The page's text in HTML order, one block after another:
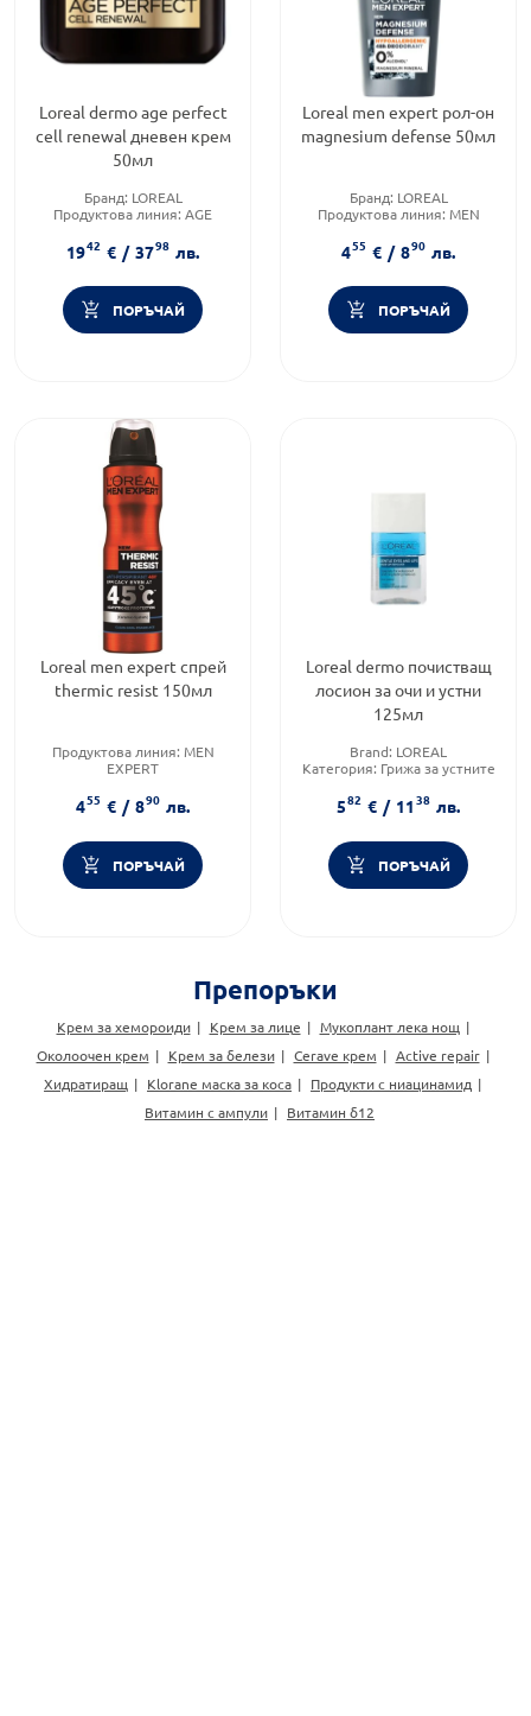
Loreal dermo age perfect
cell renewal дневен крем
50мл
Бранд: LOREAL
Продуктова линия: AGE
Функционалност:Антиейдж
1942 € / 3798 лв.
ПОРЪЧАЙ
Loreal men expert рол-он
magnesium defense 50мл
Бранд: LOREAL
Продуктова линия: MEN
Тип козметика: Масова
козметика
455 € / 890 лв.
ПОРЪЧАЙ
Loreal men expert спрей
thermic resist 150мл
Продуктова линия: MEN
EXPERT
козметика
Форма на продукта:спрей
455 € / 890 лв.
ПОРЪЧАЙ
Loreal dermo почистващ
лосион за очи и устни
125мл
Brand: LOREAL
Категория: Грижа за устните
Форма на продукта:лосион
582 € / 1138 лв.
ПОРЪЧАЙ
Препоръки
Крем за хемороиди Крем за лице
Мукоплант лека нощ
Околоочен крем
Крем за белези Cerave крем
Active repair
Хидратиращ
Klorane маска за коса
Продукти с ниацинамид
Витамин с ампули
Витамин б12